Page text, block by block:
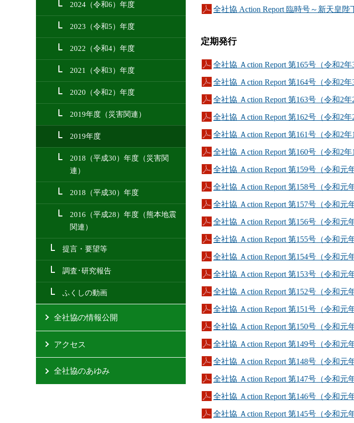
全社協 Action Report 臨時号～新天皇
定期発行
全社協 Ａction Report 第165号（令和2
全社協 Ａction Report 第164号（令和2
全社協 Ａction Report 第163号（令和2
全社協 Ａction Report 第162号（令和2
全社協 Ａction Report 第161号（令和2
全社協 Ａction Report 第160号（令和2
全社協 Ａction Report 第159号（令和元
全社協 Ａction Report 第158号（令和元
全社協 Ａction Report 第157号（令和元
全社協 Ａction Report 第156号（令和元
全社協 Ａction Report 第155号（令和元
全社協 Ａction Report 第154号（令和元
全社協 Ａction Report 第153号（令和元
全社協 Ａction Report 第152号（令和元
全社協 Ａction Report 第151号（令和元
全社協 Ａction Report 第150号（令和元
全社協 Ａction Report 第149号（令和元
全社協 Ａction Report 第148号（令和元
全社協 Ａction Report 第147号（令和元
全社協 Ａction Report 第146号（令和元
全社協 Ａction Report 第145号（令和元
2024（令和6）年度
2023（令和5）年度
2022（令和4）年度
2021（令和3）年度
2020（令和2）年度
2019年度（災害関連）
2019年度
2018（平成30）年度（災害関
連）
2018（平成30）年度
2016（平成28）年度（熊本地震
関連）
提言・要望等
調査･研究報告
ふくしの動画
全社協の情報公開
アクセス
全社協のあゆみ